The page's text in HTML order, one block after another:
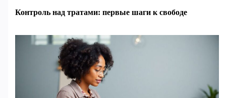
Контроль над тратами: первые шаги к свободе